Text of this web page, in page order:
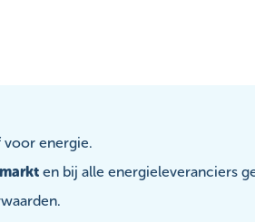
voor energie.
en bij alle energieleveranciers